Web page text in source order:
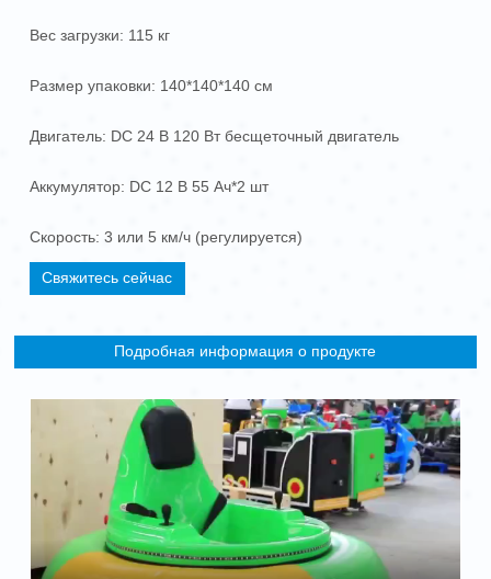
Вес загрузки: 115 кг
Размер упаковки: 140*140*140 см
Двигатель: DC 24 В 120 Вт бесщеточный двигатель
Аккумулятор: DC 12 В 55 Ач*2 шт
Скорость: 3 или 5 км/ч (регулируется)
Свяжитесь сейчас
Подробная информация о продукте